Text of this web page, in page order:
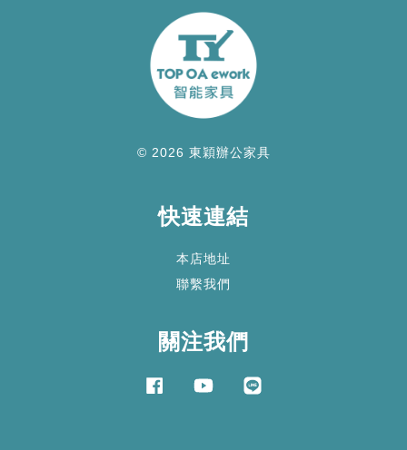
© 2026 東穎辦公家具
快速連結
本店地址
聯繫我們
關注我們
FacebookYouTube